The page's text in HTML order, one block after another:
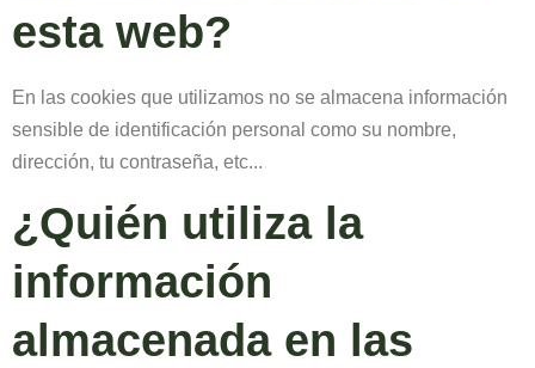
esta web?
En las cookies que utilizamos no se almacena información
sensible de identificación personal como su nombre,
dirección, tu contraseña, etc...
¿Quién utiliza la
información
almacenada en las